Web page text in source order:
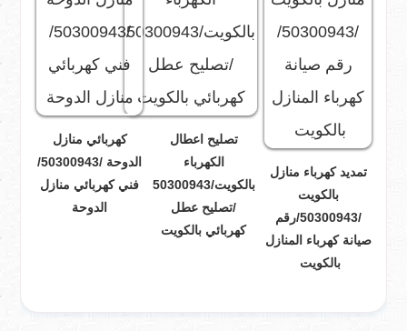
تمديد كهرباء منازل
بالكويت
/50300943/رقم
صيانة كهرباء المنازل
بالكويت
تصليح اعطال
الكهرباء
بالكويت/50300943
/تصليح عطل
كهربائي بالكويت
كهربائي منازل
الدوحة /50300943/
فني كهربائي منازل
الدوحة